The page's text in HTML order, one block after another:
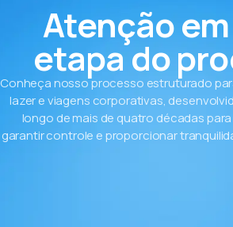
Atenção
etapa do
Conheça nosso processo estruturado
lazer e viagens corporativas,
longo de mais de quatro décadas
garantir controle e proporcionar